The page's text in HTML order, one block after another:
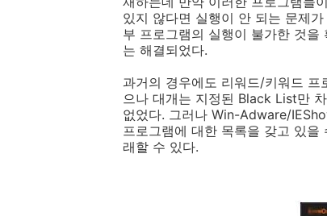
있지 않다면 실행이 안 되는 문제
부 프로그램의 실행이 불가한 것
는 해결되었다.
과거의 경우에도 리워드/키워드
으나 대개는 지정된 Black List만
없었다. 그러나 Win-Adware/
프로그램에 대한 목록을 갖고 있
래할 수 있다.